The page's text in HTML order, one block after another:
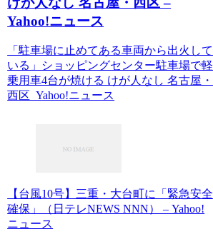
Yahoo!ニュース
「駐車場に止めてある車両から出火して
いる」ショッピングセンター駐車場で軽
乗用車4台が焼ける けが人なし 名古屋・
西区 Yahoo!ニュース
【台風10号】三重・大台町に「緊急安全
確保」（日テレNEWS NNN） – Yahoo!
ニュース